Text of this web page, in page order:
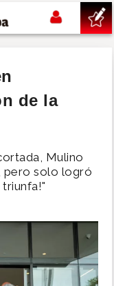
de la
Mulino
pero solo logró
triunfa!"